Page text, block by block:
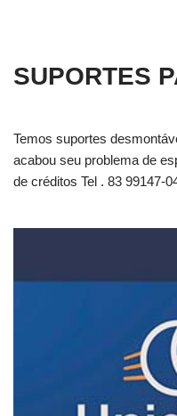
SUPORTES
Temos suportes
acabou seu problema de
de créditos Tel . 83 99147-